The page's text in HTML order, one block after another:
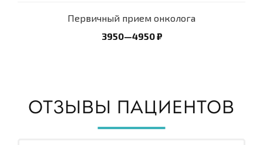
Первичный прием онколога
3950—4950 ₽
ОТЗЫВЫ ПАЦИЕНТОВ